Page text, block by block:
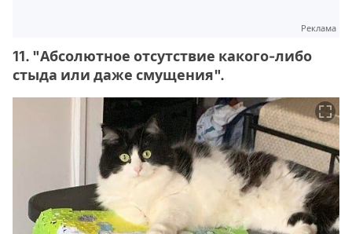
Реклама
11. "Абсолютное отсутствие какого-либо
стыда или даже смущения".